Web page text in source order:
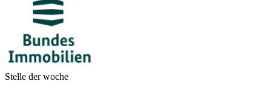
Stelle der woche